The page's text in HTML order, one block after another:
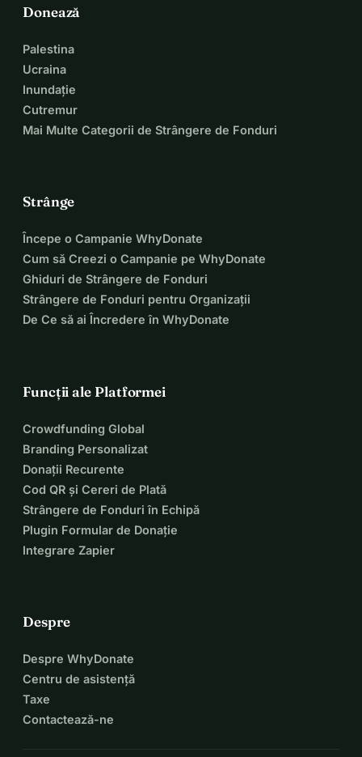
Donează
Palestina
Ucraina
Inundație
Cutremur
Mai Multe Categorii de Strângere de Fonduri
Strânge
Începe o Campanie WhyDonate
Cum să Creezi o Campanie pe WhyDonate
Ghiduri de Strângere de Fonduri
Strângere de Fonduri pentru Organizații
De Ce să ai Încredere în WhyDonate
Funcții ale Platformei
Crowdfunding Global
Branding Personalizat
Donații Recurente
Cod QR și Cereri de Plată
Strângere de Fonduri în Echipă
Plugin Formular de Donație
Integrare Zapier
Despre
Despre WhyDonate
Centru de asistență
Taxe
Contactează-ne